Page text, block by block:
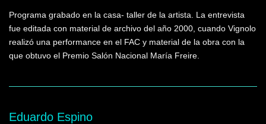
Programa grabado en la casa- taller de la artista. La entrevista
fue editada con material de archivo del año 2000, cuando Vignolo
realizó una performance en el FAC y material de la obra con la
que obtuvo el Premio Salón Nacional María Freire.
Eduardo Espino